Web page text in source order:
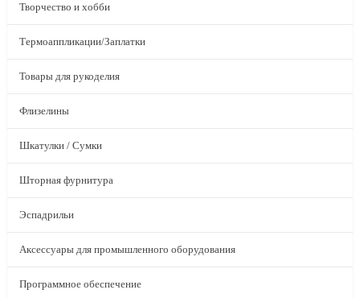
Творчество и хобби
Термоаппликации/Заплатки
Товары для рукоделия
Флизелины
Шкатулки / Сумки
Шторная фурнитура
Эспадрильи
Аксессуары для промышленного оборудования
Программное обеспечение